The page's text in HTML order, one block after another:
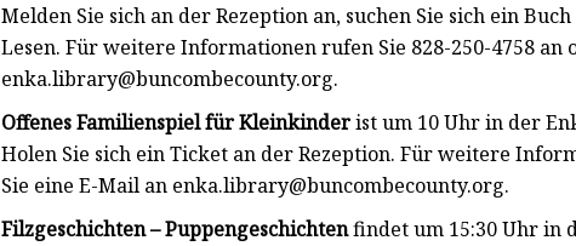
Melden Sie sich an der Rezeption an, suchen Sie sich ein
Lesen. Für weitere Informationen rufen Sie 828-250-4758 an
enka.library@buncombecounty.org.
Offenes Familienspiel für Kleinkinderist um 10 Uhr in der
Holen Sie sich ein Ticket an der Rezeption. Für weitere
Sie eine E-Mail an enka.library@buncombecounty.org.
Filzgeschichten – Puppengeschichtenfindet um 15:30 Uhr in